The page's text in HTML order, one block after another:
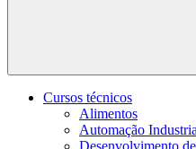
Buscar
Cursos técnicos
Alimentos
Automação
Desenvolvimento